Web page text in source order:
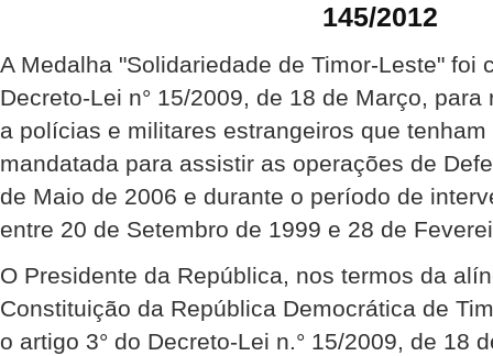
145/2012
A Medalha "Solidariedade de Timor-Leste" foi
Decreto-Lei n° 15/2009, de 18 de Março,
a polícias e militares estrangeiros que
mandatada para assistir as operações de
de Maio de 2006 e durante o período de
entre 20 de Setembro de 1999 e 28 de
O Presidente da República, nos termos da
Constituição da República Democrática de
o artigo 3° do Decreto-Lei n.° 15/2009, de 18